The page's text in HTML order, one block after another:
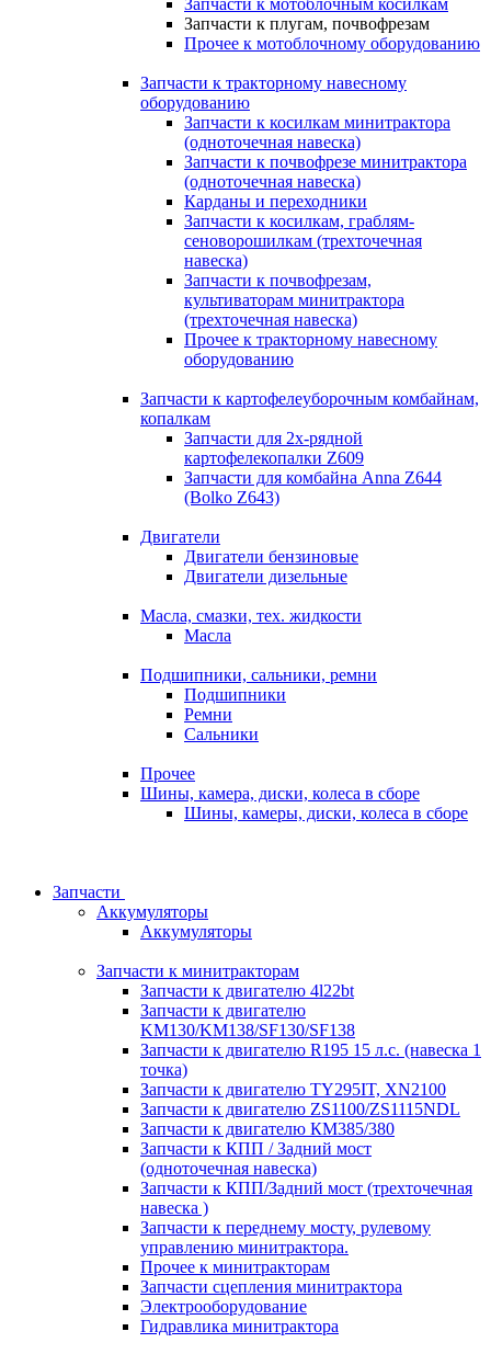
Запчасти к плугам, почвофрезам
Прочее к мотоблочному оборудованию
Запчасти к тракторному навесному
оборудованию
Запчасти к косилкам минитрактора
(одноточечная навеска)
Запчасти к почвофрезе минитрактора
(одноточечная навеска)
Карданы и переходники
Запчасти к косилкам, граблям-
сеноворошилкам (трехточечная
навеска)
Запчасти к почвофрезам,
культиваторам минитрактора
(трехточечная навеска)
Прочее к тракторному навесному
оборудованию
Запчасти к картофелеуборочным комбайнам,
копалкам
Запчасти для 2х-рядной
картофелекопалки Z609
Запчасти для комбайна Anna Z644
(Bolko Z643)
Двигатели
Двигатели бензиновые
Двигатели дизельные
Масла, смазки, тех. жидкости
Масла
Подшипники, сальники, ремни
Подшипники
Ремни
Сальники
Прочее
Шины, камера, диски, колеса в сборе
Шины, камеры, диски, колеса в сборе
Запчасти
Аккумуляторы
Аккумуляторы
Запчасти к минитракторам
Запчасти к двигателю 4l22bt
Запчасти к двигателю
KM130/KM138/SF130/SF138
Запчасти к двигателю R195 15 л.с. (навеска 1
точка)
Запчасти к двигателю TY295IT, XN2100
Запчасти к двигателю ZS1100/ZS1115NDL
Запчасти к двигателю КМ385/380
Запчасти к КПП / Задний мост
(одноточечная навеска)
Запчасти к КПП/Задний мост (трехточечная
навеска )
Запчасти к переднему мосту, рулевому
управлению минитрактора.
Прочее к минитракторам
Запчасти сцепления минитрактора
Электрооборудование
Гидравлика минитрактора